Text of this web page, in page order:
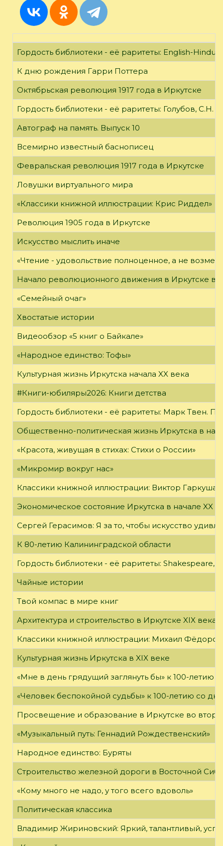
Гордость библиотеки - её раритеты: English-
К дню рождения Гарри Поттера
Октябрьская революция 1917 года в Иркутске
Гордость библиотеки - её раритеты: Голубов, С.Н.
Автограф на память. Выпуск 10
Всемирно известный баснописец
Февральская революция 1917 года в Иркутске
Ловушки виртуального мира
«Классики книжной иллюстрации: Крис Риддел»
Революция 1905 года в Иркутске
Искусство мыслить иначе
«Чтение - удовольствие полноценное, а не
Начало революционного движения в Иркутске в
«Семейный очаг»
Хвостатые истории
Видеообзор «5 книг о Байкале»
«Народное единство: Тофы»
Культурная жизнь Иркутска начала XX века
#Книги-юбиляры2026: Книги детства
Гордость библиотеки - её раритеты: Марк Твен.
Общественно-политическая жизнь Иркутска в
«Красота, живущая в стихах: Стихи о России»
«Микромир вокруг нас»
Классики книжной иллюстрации: Виктор Гаркуша
Экономическое состояние Иркутска в начале XX
Сергей Герасимов: Я за то, чтобы искусство
К 80-летию Калининградской области
Гордость библиотеки - её раритеты: Shakespeare,
Чайные истории
Твой компас в мире книг
Архитектура и строительство в Иркутске XIX века
Классики книжной иллюстрации: Михаил Фёдоров
Культурная жизнь Иркутска в XIX веке
«Мне в день грядущий заглянуть бы» к 100-летию
«Человек беспокойной судьбы» к 100-летию со
Просвещение и образование в Иркутске во
«Музыкальный путь: Геннадий Рождественский»
Народное единство: Буряты
Строительство железной дороги в Восточной
«Кому много не надо, у того всего вдоволь»
Политическая классика
Владимир Жириновский: Яркий, талантливый,